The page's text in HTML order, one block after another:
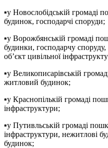
▪️у Новослобідській
будинок, господарчі споруди;
▪️у Ворожбянській громаді
будинки, господарчу споруду,
об’єкт цивільної
▪️у Великописарівській
житловий будинок;
▪️у Краснопількій громаді
інфраструктури;
▪️у Путивльській громаді
інфраструктури, нежитлові
будинок;